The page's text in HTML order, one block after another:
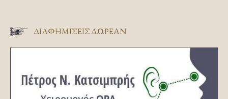
ΔΙΑΦΗΜΊΣΕΙΣ ΔΩΡΕΆΝ